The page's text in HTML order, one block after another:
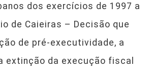
dos exercícios de 1997 a
de Caieiras – Decisão que
de pré-executividade, a
extinção da execução fiscal